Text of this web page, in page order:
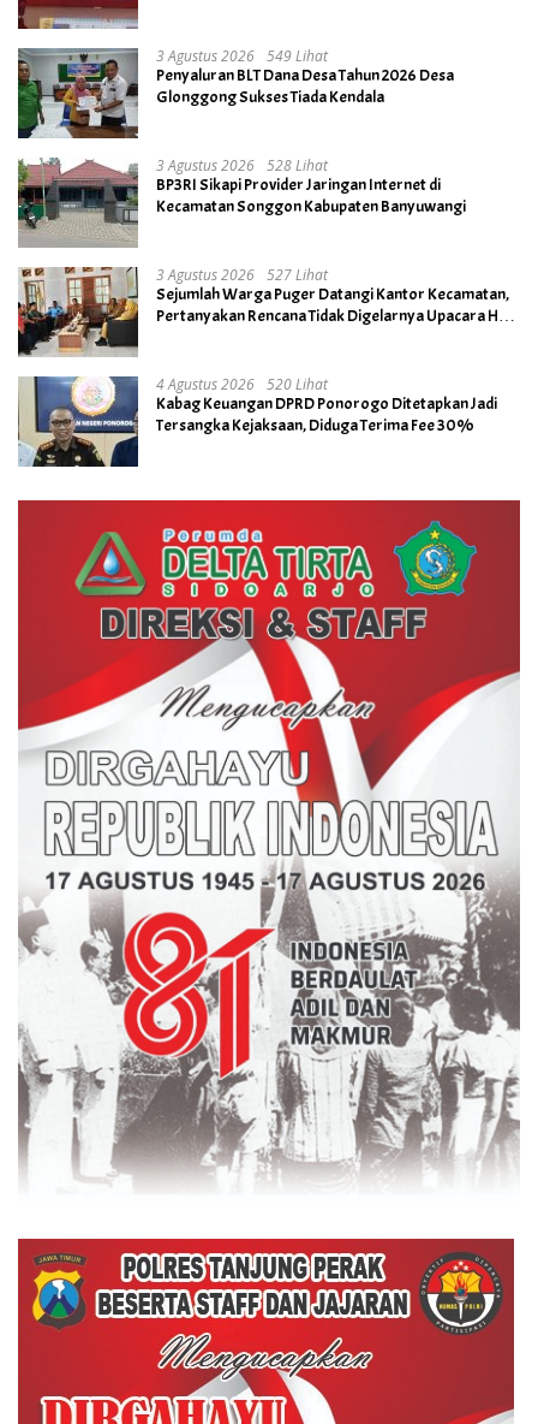
3 Agustus 2026 549 Lihat
Penyaluran BLT Dana Desa Tahun 2026 Desa
Glonggong Sukses Tiada Kendala
3 Agustus 2026 528 Lihat
BP3RI Sikapi Provider Jaringan Internet di
Kecamatan Songgon Kabupaten Banyuwangi
3 Agustus 2026 527 Lihat
Sejumlah Warga Puger Datangi Kantor Kecamatan,
Pertanyakan Rencana Tidak Digelarnya Upacara HUT
4 Agustus 2026 520 Lihat
Kabag Keuangan DPRD Ponorogo Ditetapkan Jadi
Tersangka Kejaksaan, Diduga Terima Fee 30%